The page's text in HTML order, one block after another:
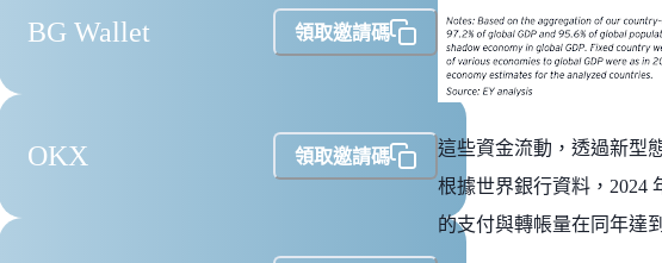
BG Wallet 領取邀請碼
OKX 領取邀請碼
這些資金流動，透過新型
根據世界銀行資料，2024
的支付與轉帳量在同年達